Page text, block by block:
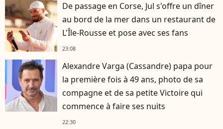
De passage en Corse, Jul s'offre un dîner
au bord de la mer dans un restaurant de
L'Île-Rousse et pose avec ses fans
23:08
Alexandre Varga (Cassandre) papa pour
la première fois à 49 ans, photo de sa
compagne et de sa petite Victoire qui
commence à faire ses nuits
22:30